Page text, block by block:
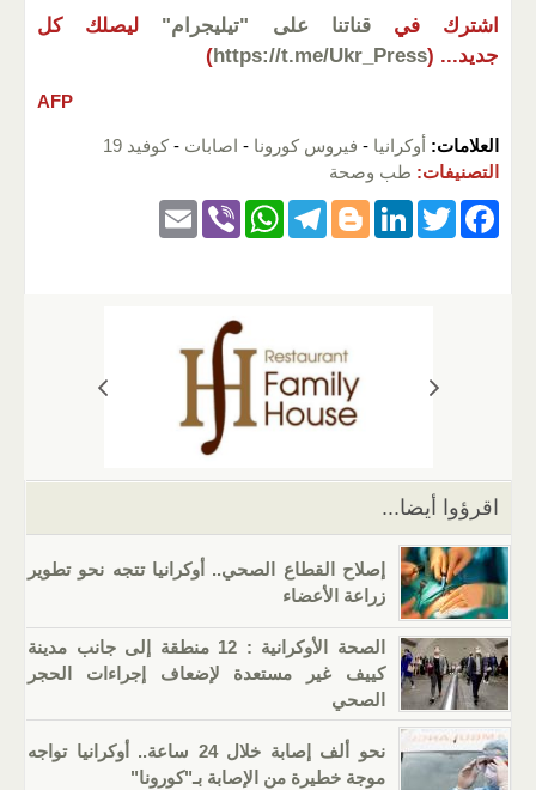
اشترك في قناتنا على "تيليجرام"
ليصلك كل
جديد... (
https://t.me/Ukr_Press
)
AFP
العلامات: أوكرانيا - فيروس كورونا - اصابات - كوفيد 19
التصنيفات: طب وصحة
F
k
T
Li
dI
n
Bl
er
T
a
m
W
s
A
p
Vi
اقرؤوا أيضا...
إصلاح القطاع الصحي.. أوكرانيا تتجه نحو تطوير
زراعة الأعضاء
الصحة الأوكرانية : 12 منطقة إلى جانب مدينة
كييف غير مستعدة لإضعاف إجراءات الحجر
الصحي
نحو ألف إصابة خلال 24 ساعة.. أوكرانيا تواجه
موجة خطيرة من الإصابة بـ"كورونا"